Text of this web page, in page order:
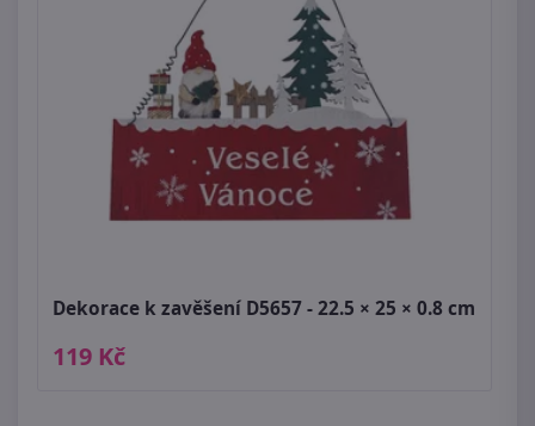
Dekorace k zavěšení D5657 - 22.5 × 25 × 0.8 cm
119 Kč